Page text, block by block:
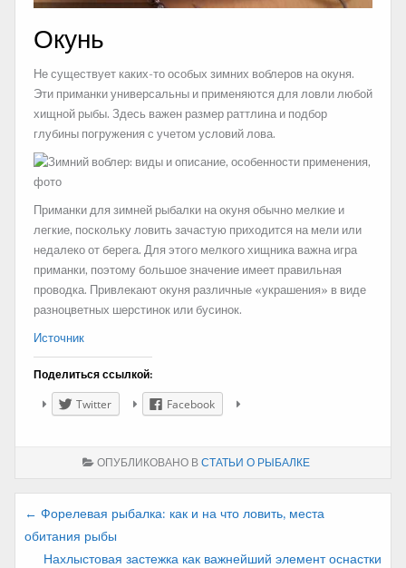
Окунь
Не существует каких-то особых зимних воблеров на окуня.
Эти приманки универсальны и применяются для ловли любой
хищной рыбы. Здесь важен размер раттлина и подбор
глубины погружения с учетом условий лова.
Приманки для зимней рыбалки на окуня обычно мелкие и
легкие, поскольку ловить зачастую приходится на мели или
недалеко от берега. Для этого мелкого хищника важна игра
приманки, поэтому большое значение имеет правильная
проводка. Привлекают окуня различные «украшения» в виде
разноцветных шерстинок или бусинок.
Источник
Поделиться ссылкой:
Twitter Facebook
ОПУБЛИКОВАНО В СТАТЬИ О РЫБАЛКЕ
Навигация
по
← Форелевая рыбалка: как и на что ловить, места
обитания рыбы
Нахлыстовая застежка как важнейший элемент оснастки